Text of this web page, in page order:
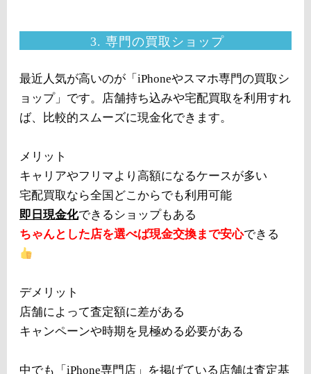
3. 専門の買取ショップ
最近人気が高いのが「iPhoneやスマホ専門の買取シ
ョップ」です。店舗持ち込みや宅配買取を利用すれ
ば、比較的スムーズに現金化できます。
メリット
キャリアやフリマより高額になるケースが多い
宅配買取なら全国どこからでも利用可能
即日現金化できるショップもある
ちゃんとした店を選べば現金交換まで安心できる
デメリット
店舗によって査定額に差がある
キャンペーンや時期を見極める必要がある
中でも「iPhone専門店」を掲げている店舗は査定基